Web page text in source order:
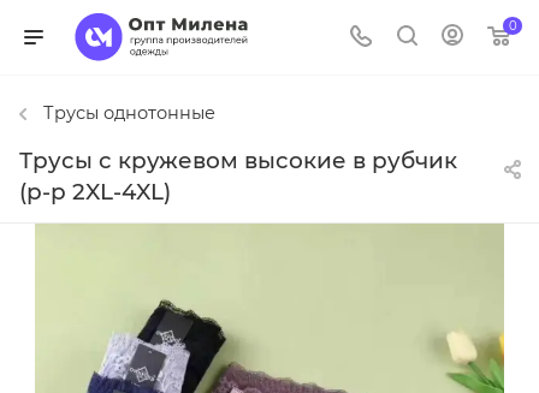
0
Трусы однотонные
Трусы с кружевом высокие в рубчик
(р-р 2XL-4XL)